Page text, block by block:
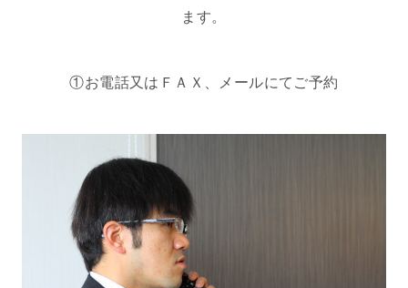
ます。
①お電話又はＦＡＸ、メールにてご予約